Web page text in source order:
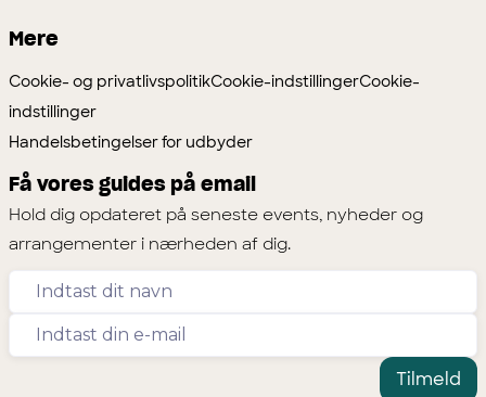
Mere
Cookie- og privatlivspolitikCookie-indstillingerCookie-
indstillinger
Handelsbetingelser for udbyder
Få vores guides på email
Hold dig opdateret på seneste events, nyheder og
arrangementer i nærheden af dig.